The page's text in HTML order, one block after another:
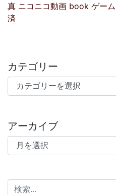
真 ニコニコ動画 book ゲーム
済
カテゴリー
カテゴリー
アーカイブ
アーカイブ
検索: